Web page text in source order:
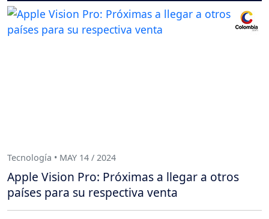
Tecnología • MAY 14 / 2024
Apple Vision Pro: Próximas a llegar a otros
países para su respectiva venta